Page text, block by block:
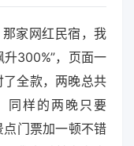
家网红民宿，我
300%”，页面一
了全款，两晚总共
同样的两晚只要
门票加一顿不错